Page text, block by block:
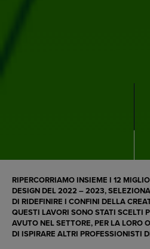
RIPERCORRIAMO INSIEME I 12
DESIGN DEL 2022 – 2023,
DI RIDEFINIRE I CONFINI DELLA
QUESTI LAVORI SONO STATI SCELTI
AVUTO NEL SETTORE, PER LA LORO
DI ISPIRARE ALTRI PROFESSIONISTI